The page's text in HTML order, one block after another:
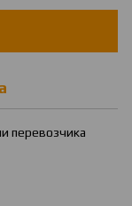
перевозчика